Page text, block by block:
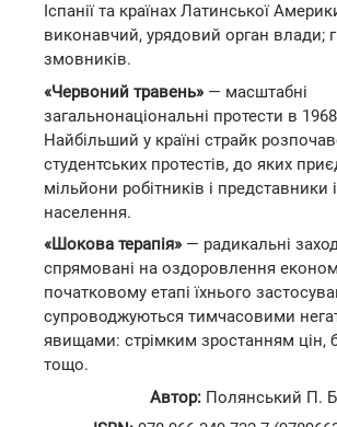
Іспанії та країнах Латинської
виконавчий, урядовий орган влади;
змовників.
«Червоний травень» — масштабні
загальнонаціональні протести в
Найбільший у країні страйк
студентських протестів, до яких
мільйони робітників і представники
населення.
«Шокова терапія» — радикальні
спрямовані на оздоровлення
початковому етапі їхнього
супроводжуються тимчасовими
явищами: стрімким зростанням цін,
тощо.
Автор:Полянський П.